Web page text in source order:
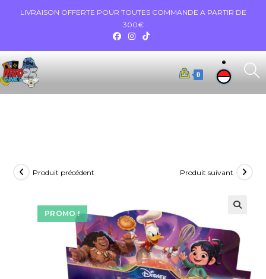
LIVRAISON OFFERTE POUR TOUTES COMMANDE A PARTIR DE
300€
0
PROMO !
Produit précédent Produit suivant